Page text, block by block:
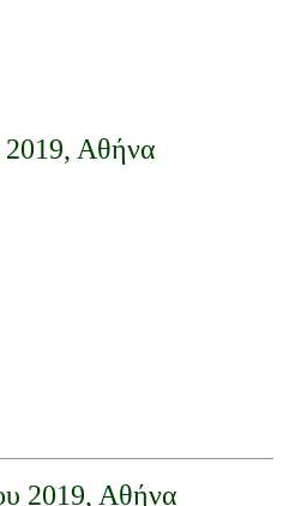
Αθήνα
2019, Αθήνα